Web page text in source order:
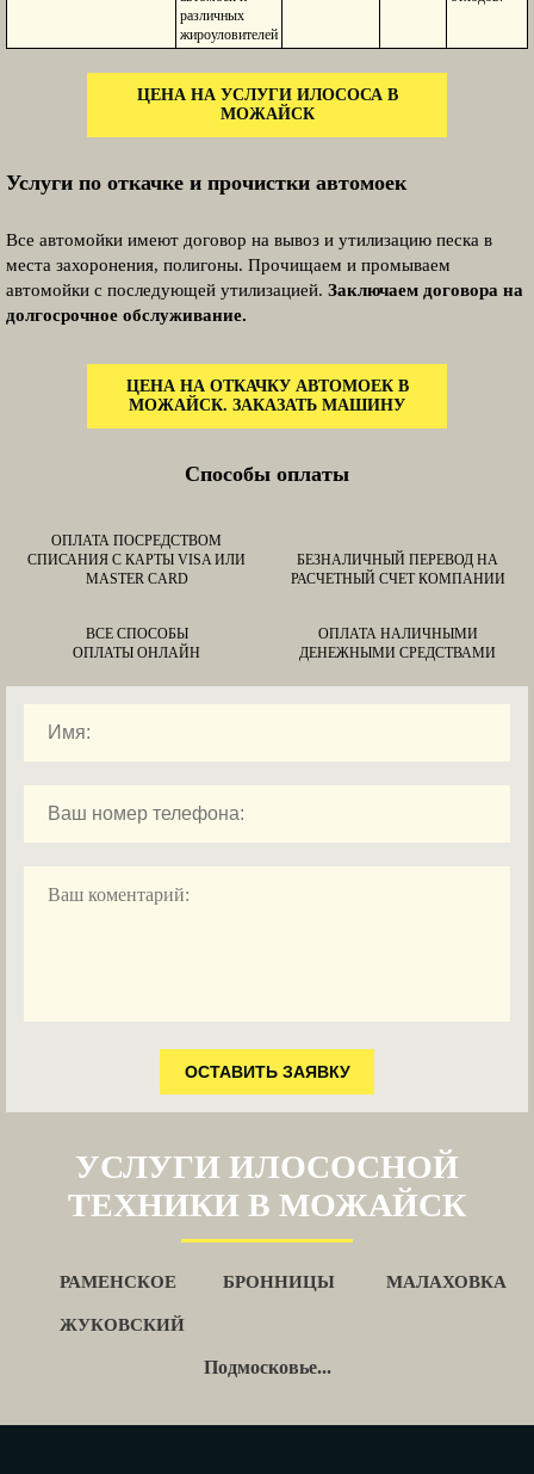
различных
жироуловителей
ЦЕНА НА УСЛУГИ ИЛОСОСА В
МОЖАЙСК
Услуги по откачке и прочистки автомоек
Все автомойки имеют договор на вывоз и утилизацию песка в
места захоронения, полигоны. Прочищаем и промываем
автомойки с последующей утилизацией. Заключаем договора на
долгосрочное обслуживание.
ЦЕНА НА ОТКАЧКУ АВТОМОЕК В
МОЖАЙСК. ЗАКАЗАТЬ МАШИНУ
Способы оплаты
ОПЛАТА ПОСРЕДСТВОМ
СПИСАНИЯ С КАРТЫ VISA ИЛИ
MASTER CARD
БЕЗНАЛИЧНЫЙ ПЕРЕВОД НА
РАСЧЕТНЫЙ СЧЕТ КОМПАНИИ
ВСЕ СПОСОБЫ
ОПЛАТЫ ОНЛАЙН
ОПЛАТА НАЛИЧНЫМИ
ДЕНЕЖНЫМИ СРЕДСТВАМИ
ОСТАВИТЬ ЗАЯВКУ
УСЛУГИ ИЛОСОСНОЙ
ТЕХНИКИ В МОЖАЙСК
РАМЕНСКОЕ БРОННИЦЫ МАЛАХОВКА
ЖУКОВСКИЙ
Подмосковье...